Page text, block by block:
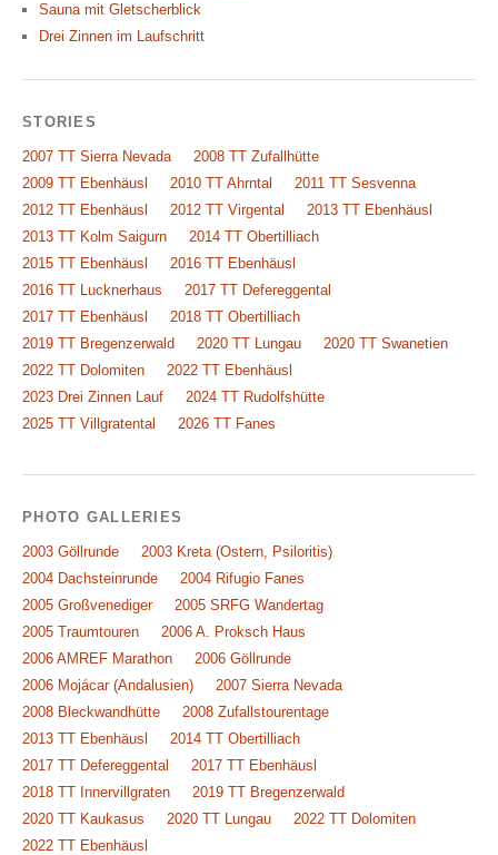
Sauna mit Gletscherblick
Drei Zinnen im Laufschritt
STORIES
2007 TT Sierra Nevada
2008 TT Zufallhütte
2009 TT Ebenhäusl
2010 TT Ahrntal
2011 TT Sesvenna
2012 TT Ebenhäusl
2012 TT Virgental
2013 TT Ebenhäusl
2013 TT Kolm Saigurn
2014 TT Obertilliach
2015 TT Ebenhäusl
2016 TT Ebenhäusl
2016 TT Lucknerhaus
2017 TT Defereggental
2017 TT Ebenhäusl
2018 TT Obertilliach
2019 TT Bregenzerwald
2020 TT Lungau
2020 TT Swanetien
2022 TT Dolomiten
2022 TT Ebenhäusl
2023 Drei Zinnen Lauf
2024 TT Rudolfshütte
2025 TT Villgratental
2026 TT Fanes
PHOTO GALLERIES
2003 Göllrunde
2003 Kreta (Ostern, Psiloritis)
2004 Dachsteinrunde
2004 Rifugio Fanes
2005 Großvenediger
2005 SRFG Wandertag
2005 Traumtouren
2006 A. Proksch Haus
2006 AMREF Marathon
2006 Göllrunde
2006 Mojácar (Andalusien)
2007 Sierra Nevada
2008 Bleckwandhütte
2008 Zufallstourentage
2013 TT Ebenhäusl
2014 TT Obertilliach
2017 TT Defereggental
2017 TT Ebenhäusl
2018 TT Innervillgraten
2019 TT Bregenzerwald
2020 TT Kaukasus
2020 TT Lungau
2022 TT Dolomiten
2022 TT Ebenhäusl